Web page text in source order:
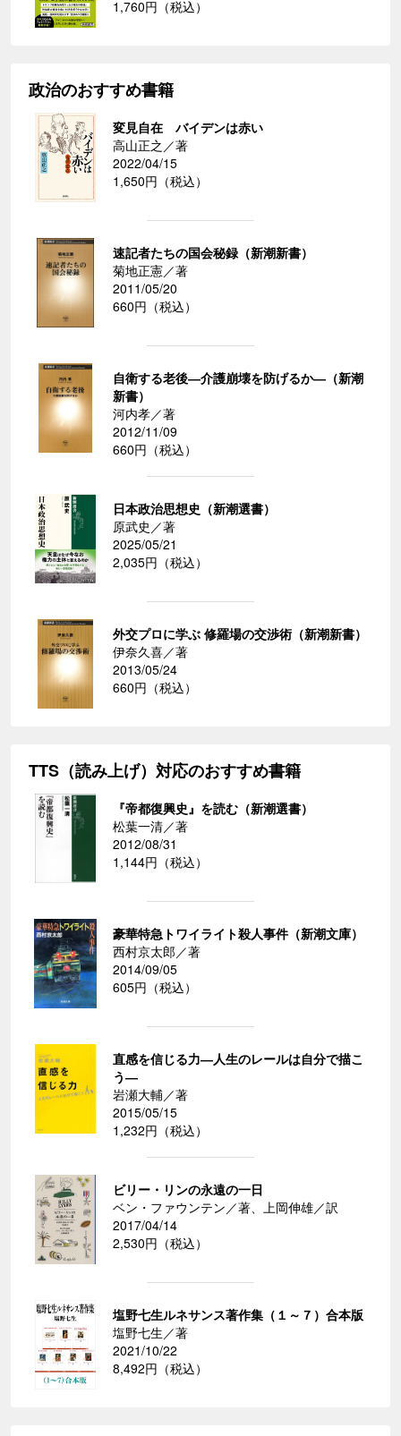
1,760円（税込）
政治のおすすめ書籍
変見自在 バイデンは赤い
高山正之／著
2022/04/15
1,650円（税込）
速記者たちの国会秘録（新潮新書）
菊地正憲／著
2011/05/20
660円（税込）
自衛する老後―介護崩壊を防げるか―（新潮
新書）
河内孝／著
2012/11/09
660円（税込）
日本政治思想史（新潮選書）
原武史／著
2025/05/21
2,035円（税込）
外交プロに学ぶ 修羅場の交渉術（新潮新書）
伊奈久喜／著
2013/05/24
660円（税込）
TTS（読み上げ）対応のおすすめ書籍
『帝都復興史』を読む（新潮選書）
松葉一清／著
2012/08/31
1,144円（税込）
豪華特急トワイライト殺人事件（新潮文庫）
西村京太郎／著
2014/09/05
605円（税込）
直感を信じる力―人生のレールは自分で描こ
う―
岩瀬大輔／著
2015/05/15
1,232円（税込）
ビリー・リンの永遠の一日
ベン・ファウンテン／著、上岡伸雄／訳
2017/04/14
2,530円（税込）
塩野七生ルネサンス著作集（１～７）合本版
塩野七生／著
2021/10/22
8,492円（税込）